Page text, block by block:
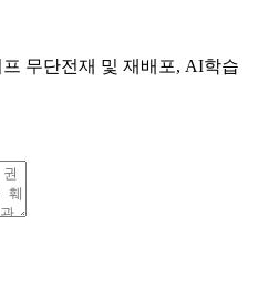
무단전재 및 재배포, AI학습